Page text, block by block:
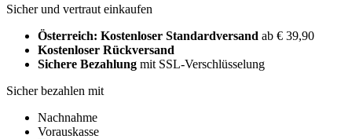
Sicher und vertraut einkaufen
Österreich: Kostenloser Standardversand ab € 39,90
Kostenloser Rückversand
Sichere Bezahlung mit SSL-Verschlüsselung
Sicher bezahlen mit
Nachnahme
Vorauskasse